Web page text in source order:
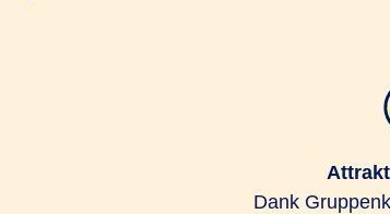
zwischen uns und Ihren Mitarbeitenden,
ist bereits ab 5Dank